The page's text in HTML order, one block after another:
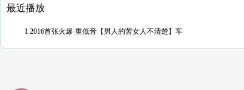
最近播放
1.2016首张火爆·重低音【男人的苦女人不清楚】车